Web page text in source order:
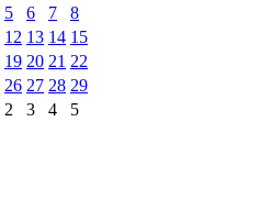
5 6 7
8
12 13 14 15
19 20 21 22
26 27 28 29
2 3 4 5